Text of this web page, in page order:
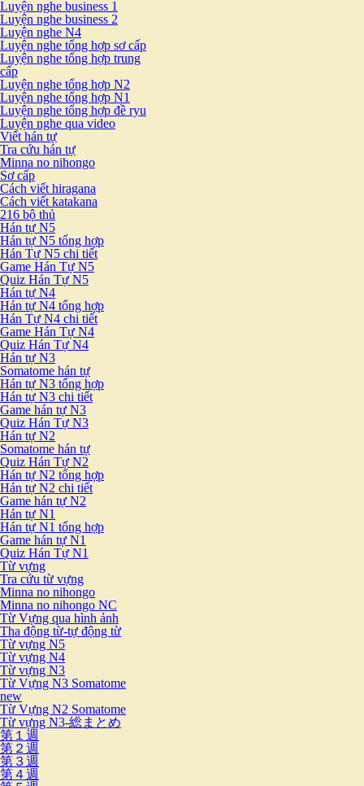
Luyện nghe business 1
Luyện nghe business 2
Luyện nghe N4
Luyện nghe tổng hợp sơ cấp
Luyện nghe tổng hợp trung
cấp
Luyện nghe tổng hợp N2
Luyện nghe tổng hợp N1
Luyện nghe tổng hợp đề ryu
Luyện nghe qua video
Viết hán tự
Tra cứu hán tự
Minna no nihongo
Sơ cấp
Cách viết hiragana
Cách viết katakana
216 bộ thủ
Hán tự N5
Hán tự N5 tổng hợp
Hán Tự N5 chi tiết
Game Hán Tự N5
Quiz Hán Tự N5
Hán tự N4
Hán tự N4 tổng hợp
Hán Tự N4 chi tiết
Game Hán Tự N4
Quiz Hán Tự N4
Hán tự N3
Somatome hán tự
Hán tự N3 tổng hợp
Hán tự N3 chi tiết
Game hán tự N3
Quiz Hán Tự N3
Hán tự N2
Somatome hán tự
Quiz Hán Tự N2
Hán tự N2 tổng hợp
Hán tự N2 chi tiết
Game hán tự N2
Hán tự N1
Hán tự N1 tổng hợp
Game hán tự N1
Quiz Hán Tự N1
Từ vựng
Tra cứu từ vựng
Minna no nihongo
Minna no nihongo NC
Từ Vựng qua hình ảnh
Tha động từ-tự động từ
Từ vựng N5
Từ vựng N4
Từ vựng N3
Từ Vựng N3 Somatome
new
Từ Vựng N2 Somatome
Từ vựng N3-総まとめ
第１週
第２週
第３週
第４週